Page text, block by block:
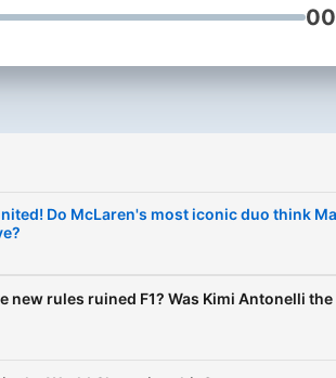
scenes insight,
questions you’ve always
knowledge, expert
Will, Naomi, DC & Jolie
paced, unfiltered and full
Do McLaren's most iconic duo think
new rules ruined F1? Was Kimi Antonelli the